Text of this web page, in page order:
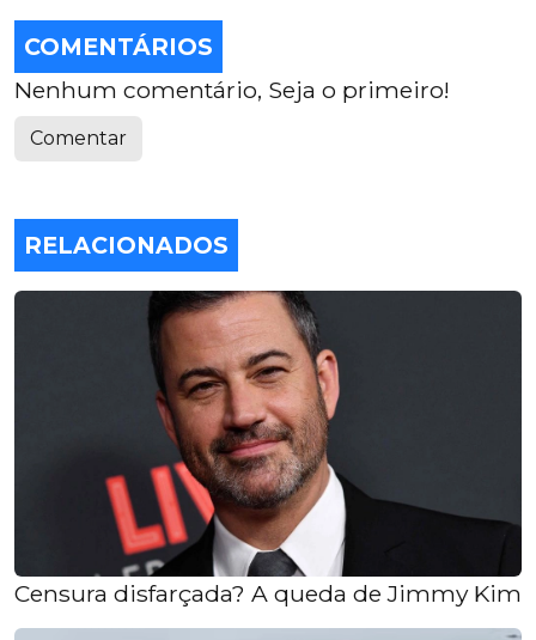
COMENTÁRIOS
Nenhum comentário, Seja o primeiro!
Comentar
RELACIONADOS
Censura disfarçada? A queda de Jimmy